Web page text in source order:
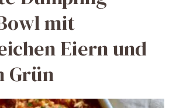
mit
Eiern und
Grün